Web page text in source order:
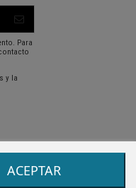
ACEPTAR
Para
y la